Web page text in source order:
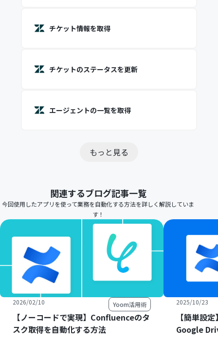
チケット情報を取得
チケットのステータスを更新
エージェントの一覧を取得
もっと見る
関連するブログ記事一覧
今回使用したアプリを使って業務を自動化する方法を詳しく解説していま
す！
2026/02/10 Yoom活用術
【ノーコードで実現】Confluenceのタ
スク取得を自動化する方法
2025/10/23
【簡単設
Google